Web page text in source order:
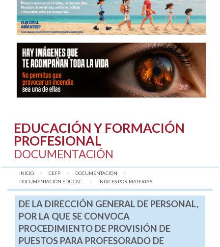
EDUCACIÓN Y FORMACIÓN
PROFESIONAL
DOCUMENTACIÓN
INICIO CEFP
DOCUMENTACIÓN
DOCUMENTACIÓN EDUCAT...
AQUÍ:
ÍNDICES POR MATERIAS
DE LA DIRECCIÓN GENERAL DE PERSONAL,
POR LA QUE SE CONVOCA
PROCEDIMIENTO DE PROVISIÓN DE
PUESTOS PARA PROFESORADO DE